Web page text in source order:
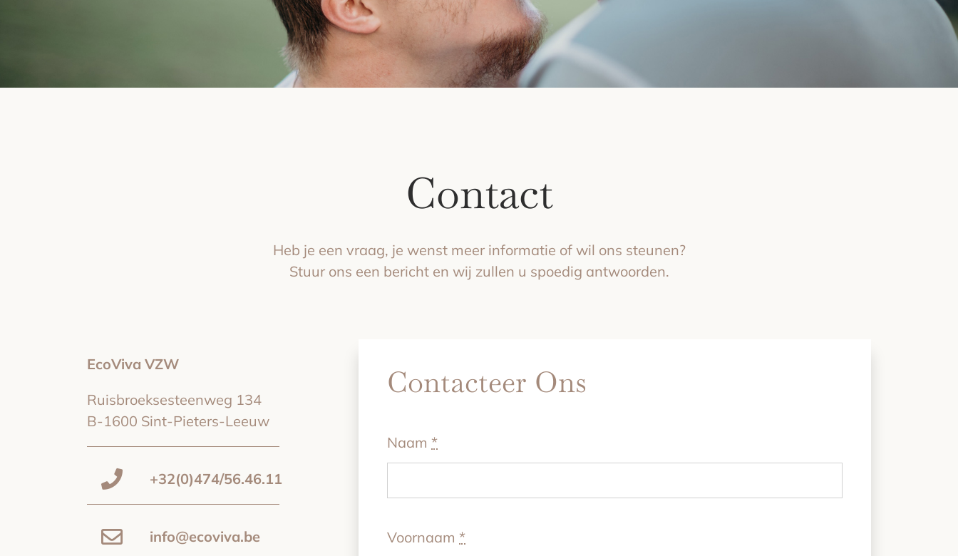
Contact
Heb je een vraag, je wenst meer informatie of wil ons steunen?
Stuur ons een bericht en wij zullen u spoedig antwoorden.
EcoViva VZW
Ruisbroeksesteenweg 134
B-1600 Sint-Pieters-Leeuw
+32(0)474/56.46.11
info@ecoviva.be
Contacteer Ons
Naam *
Voornaam *